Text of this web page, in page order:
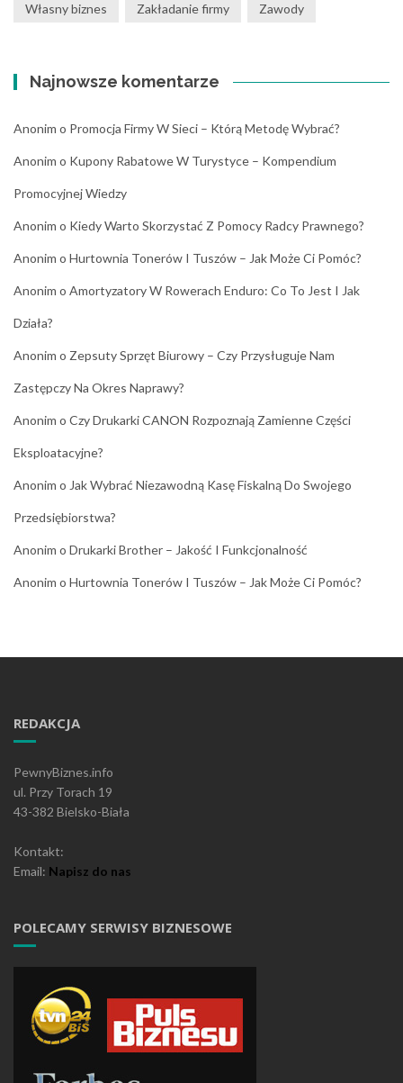
Własny biznes Zakładanie firmy Zawody
Najnowsze komentarze
Anonim o Promocja Firmy W Sieci – Którą Metodę Wybrać?
Anonim o Kupony Rabatowe W Turystyce – Kompendium
Promocyjnej Wiedzy
Anonim o Kiedy Warto Skorzystać Z Pomocy Radcy Prawnego?
Anonim o Hurtownia Tonerów I Tuszów – Jak Może Ci Pomóc?
Anonim o Amortyzatory W Rowerach Enduro: Co To Jest I Jak
Działa?
Anonim o Zepsuty Sprzęt Biurowy – Czy Przysługuje Nam
Zastępczy Na Okres Naprawy?
Anonim o Czy Drukarki CANON Rozpoznają Zamienne Części
Eksploatacyjne?
Anonim o Jak Wybrać Niezawodną Kasę Fiskalną Do Swojego
Przedsiębiorstwa?
Anonim o Drukarki Brother – Jakość I Funkcjonalność
Anonim o Hurtownia Tonerów I Tuszów – Jak Może Ci Pomóc?
REDAKCJA
PewnyBiznes.info
ul. Przy Torach 19
43-382 Bielsko-Biała
Kontakt:
Email: Napisz do nas
POLECAMY SERWISY BIZNESOWE